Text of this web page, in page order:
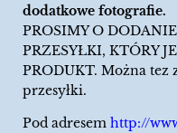
dodatkowe fotografie.
PROSIMY O
PRZESYŁKI, KTÓRY
PRODUKT. Można tez
przesyłki.
Pod adresem http://